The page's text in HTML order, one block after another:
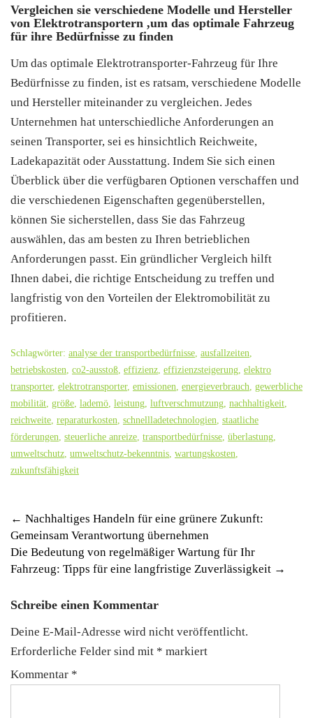
Vergleichen sie verschiedene Modelle und Hersteller
von Elektrotransportern ,um das optimale Fahrzeug
für ihre Bedürfnisse zu finden
Um das optimale Elektrotransporter-Fahrzeug für Ihre
Bedürfnisse zu finden, ist es ratsam, verschiedene Modelle
und Hersteller miteinander zu vergleichen. Jedes
Unternehmen hat unterschiedliche Anforderungen an
seinen Transporter, sei es hinsichtlich Reichweite,
Ladekapazität oder Ausstattung. Indem Sie sich einen
Überblick über die verfügbaren Optionen verschaffen und
die verschiedenen Eigenschaften gegenüberstellen,
können Sie sicherstellen, dass Sie das Fahrzeug
auswählen, das am besten zu Ihren betrieblichen
Anforderungen passt. Ein gründlicher Vergleich hilft
Ihnen dabei, die richtige Entscheidung zu treffen und
langfristig von den Vorteilen der Elektromobilität zu
profitieren.
Schlagwörter: analyse der transportbedürfnisse ausfallzeiten
betriebskosten co2-ausstoß effizienz effizienzsteigerung elektro
transporter, elektrotransporter, emissionen energieverbrauch gewerbliche
mobilität größe lademö leistung luftverschmutzung nachhaltigkeit
reichweite reparaturkosten schnellladetechnologien staatliche
förderungen steuerliche anreize transportbedürfnisse überlastung
umweltschutz umweltschutz-bekenntnis wartungskosten
zukunftsfähigkeit
Post
navigation
← Nachhaltiges Handeln für eine grünere Zukunft:
Gemeinsam Verantwortung übernehmen
Die Bedeutung von regelmäßiger Wartung für Ihr
Fahrzeug: Tipps für eine langfristige Zuverlässigkeit →
Schreibe einen Kommentar
Deine E-Mail-Adresse wird nicht veröffentlicht.
Erforderliche Felder sind mit * markiert
Kommentar *